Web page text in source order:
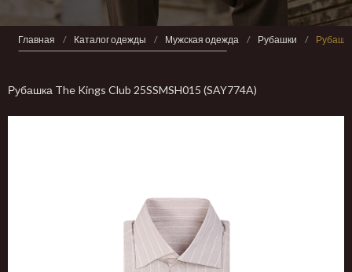
Главная / Каталог одежды / Мужская одежда / Рубашки /
Рубашка The Kings Club 25SSMSH015 (SAY774A)